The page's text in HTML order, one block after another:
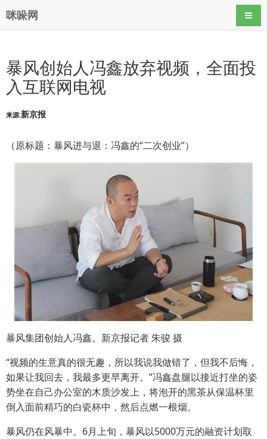
咪哚网 导航
暴风创始人冯鑫放弃视频，全面投
入互联网电视
来源:新京报
（原标题：暴风进与退：冯鑫的“二次创业”）
暴风集团创始人冯鑫。新京报记者 朱骏 摄
“视频的生意真的很无趣，所以我说我做错了，但我不后悔，
如果让我回去，我最多更早离开。”冯鑫盘腿以接近打坐的姿
势坐在自己办公室的木质沙发上，将泡开的黑茶从保温杯里
倒入面前精巧的白瓷杯中，然后点燃一根烟。
暴风仍在风暴中。6月上旬，暴风以5000万元的融资计划取